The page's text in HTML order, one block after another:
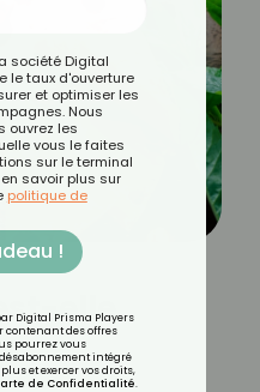
elle
société Digital
le taux d'ouverture
et optimiser les
Nous
ouvrez les
vous le faites
sur le terminal
savoir plus sur
politique de
!
Digital Prisma Players
contenant des offres
pourrez vous
intégré
et exercer vos droits,
de Confidentialité.